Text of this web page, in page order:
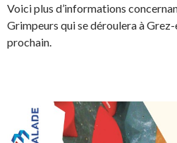
Voici plus d’informations
Grimpeurs qui se déroulera à
prochain.